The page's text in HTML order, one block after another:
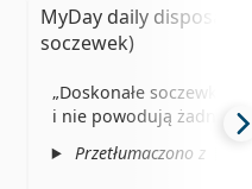
MyDay daily
soczewek)
Doskonałe soczewki,
i nie powodują
Przetłumaczono z